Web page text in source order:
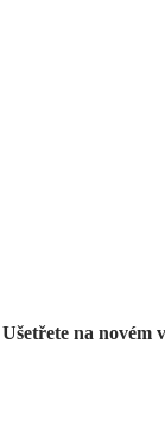
Ušetřete na novém